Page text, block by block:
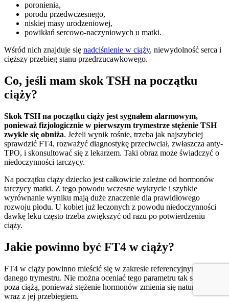
poronienia,
porodu przedwczesnego,
niskiej masy urodzeniowej,
powikłań sercowo-naczyniowych u matki.
Wśród nich znajduje się nadciśnienie w ciąży, niewydolność serca i
cięższy przebieg stanu przedrzucawkowego.
Co, jeśli mam skok TSH na początku
ciąży?
Skok TSH na początku ciąży jest sygnałem alarmowym,
ponieważ fizjologicznie w pierwszym trymestrze stężenie TSH
zwykle się obniża. Jeżeli wynik rośnie, trzeba jak najszybciej
sprawdzić FT4, rozważyć diagnostykę przeciwciał, zwłaszcza anty-
TPO, i skonsultować się z lekarzem. Taki obraz może świadczyć o
niedoczynności tarczycy.
Na początku ciąży dziecko jest całkowicie zależne od hormonów
tarczycy matki. Z tego powodu wczesne wykrycie i szybkie
wyrównanie wyniku mają duże znaczenie dla prawidłowego
rozwoju płodu. U kobiet już leczonych z powodu niedoczynności
dawkę leku często trzeba zwiększyć od razu po potwierdzeniu
ciąży.
Jakie powinno być FT4 w ciąży?
FT4 w ciąży powinno mieścić się w zakresie referencyjnym dla
danego trymestru. Nie można oceniać tego parametru tak samo jak
poza ciążą, ponieważ stężenie hormonów zmienia się naturalnie
wraz z jej przebiegiem.